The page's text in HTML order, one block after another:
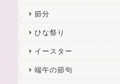
節分
ひな祭り
イースター
端午の節句